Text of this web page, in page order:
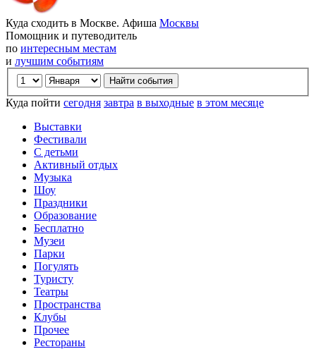
Куда сходить в Москве. Афиша Москвы
Помощник и путеводитель
по интересным местам
и лучшим событиям
Куда пойти сегодня завтра в выходные в этом месяце
Выставки
Фестивали
С детьми
Активный отдых
Музыка
Шоу
Праздники
Образование
Бесплатно
Музеи
Парки
Погулять
Туристу
Театры
Пространства
Клубы
Прочее
Рестораны